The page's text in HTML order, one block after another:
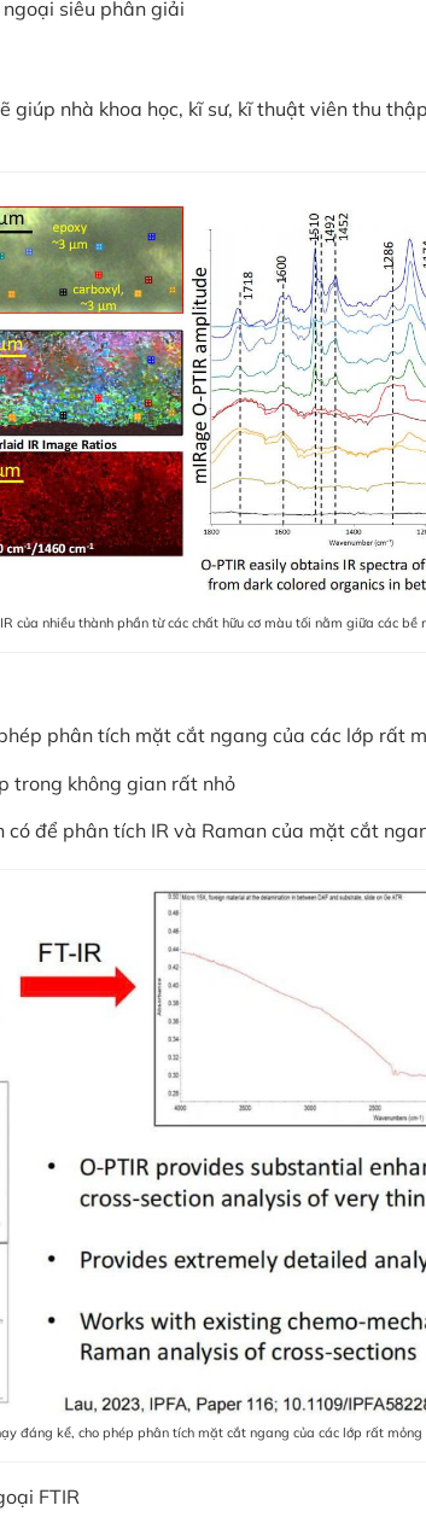
siêu phân giải
giúp nhà khoa học, kĩ sư, kĩ thuật viên thu
của nhiều thành phần từ các chất hữu cơ màu tối nằm giữa các bề
phân tích mặt cắt ngang của các lớp rất
trong không gian rất nhỏ
để phân tích IR và Raman của mặt cắt
đáng kể, cho phép phân tích mặt cắt ngang của các lớp rất
FTIR